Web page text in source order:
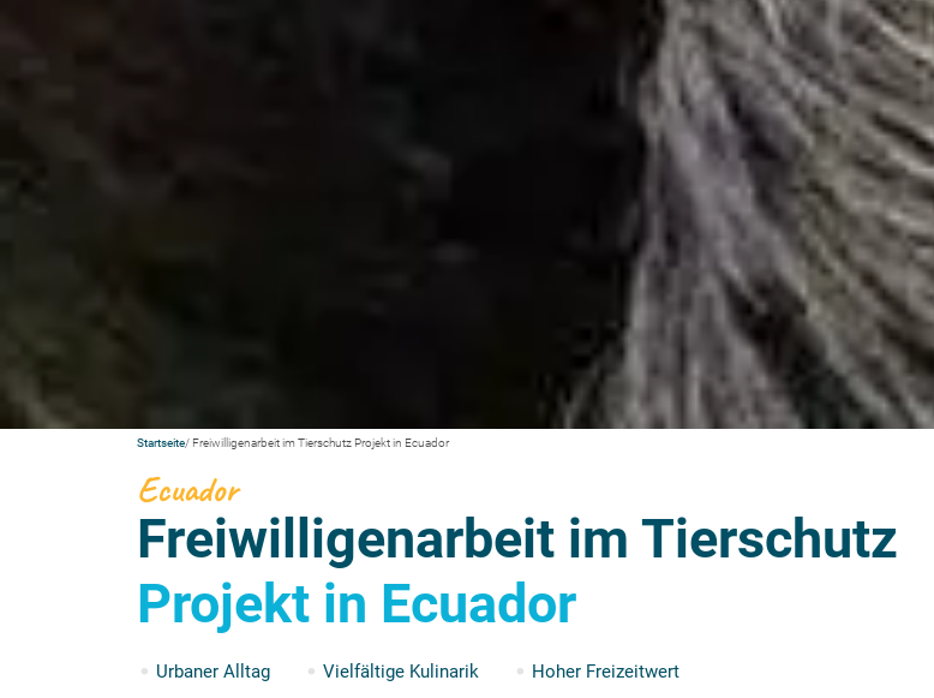
Startseite/ Freiwilligenarbeit im Tierschutz Projekt in Ecuador
Ecuador
Freiwilligenarbeit im Tierschutz
Projekt in Ecuador
Urbaner Alltag Vielfältige Kulinarik Hoher Freizeitwert